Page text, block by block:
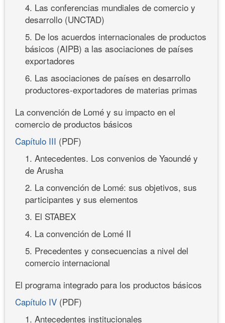
4. Las conferencias mundiales de comercio y
desarrollo (UNCTAD)
5. De los acuerdos internacionales de productos
básicos (AIPB) a las asociaciones de países
exportadores
6. Las asociaciones de países en desarrollo
productores-exportadores de materias primas
La convención de Lomé y su impacto en el
comercio de productos básicos
Capítulo III (PDF)
1. Antecedentes. Los convenios de Yaoundé y
de Arusha
2. La convención de Lomé: sus objetivos, sus
participantes y sus elementos
3. El STABEX
4. La convención de Lomé II
5. Precedentes y consecuencias a nivel del
comercio internacional
El programa integrado para los productos básicos
Capítulo IV (PDF)
1. Antecedentes institucionales